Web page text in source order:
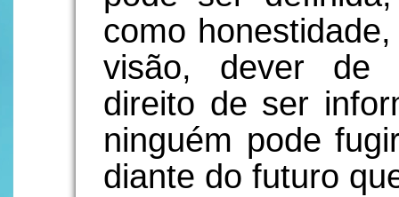
como
visão, dever de
direito de ser
ninguém pode
diante do futuro